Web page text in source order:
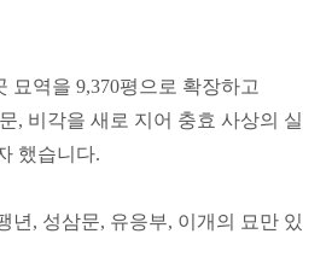
묘역을 9,370평으로 확장하고
, 비각을 새로 지어 충효 사상의 실
했습니다.
년, 성삼문, 유응부, 이개의 묘만 있